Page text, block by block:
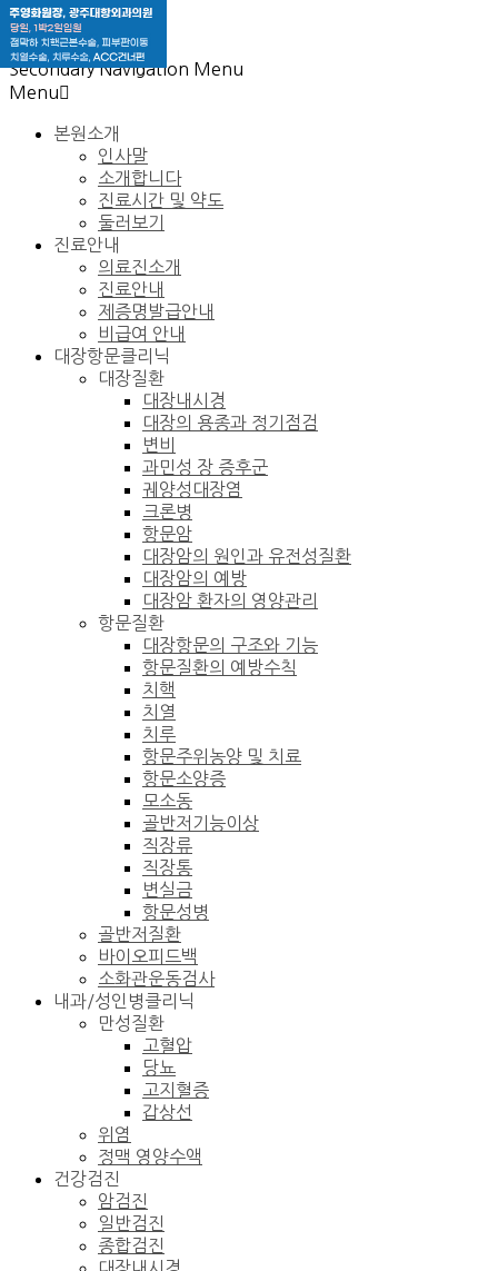
Skip to content
Secondary Navigation Menu
Menu
본원소개
인사말
소개합니다
진료시간 및 약도
둘러보기
진료안내
의료진소개
진료안내
제증명발급안내
비급여 안내
대장항문클리닉
대장질환
대장내시경
대장의 용종과 정기점검
변비
과민성 장 증후군
궤양성대장염
크론병
항문암
대장암의 원인과 유전성질환
대장암의 예방
대장암 환자의 영양관리
항문질환
대장항문의 구조와 기능
항문질환의 예방수칙
치핵
치열
치루
항문주위농양 및 치료
항문소양증
모소동
골반저기능이상
직장류
직장통
변실금
항문성병
골반저질환
바이오피드백
소화관운동검사
내과/성인병클리닉
만성질환
고혈압
당뇨
고지혈증
갑상선
위염
정맥 영양수액
건강검진
암검진
일반검진
종합검진